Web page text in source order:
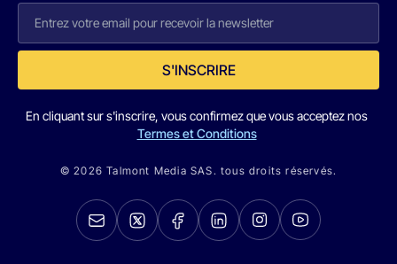
S'INSCRIRE
En cliquant sur s'inscrire, vous confirmez que vous acceptez nos
Termes et Conditions
© 2026 Talmont Media SAS. tous droits réservés.